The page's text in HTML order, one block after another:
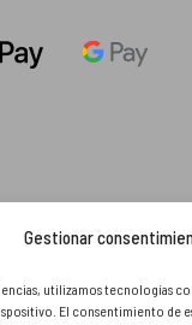
Gestionar
utilizamos tecnologías
El consentimiento de